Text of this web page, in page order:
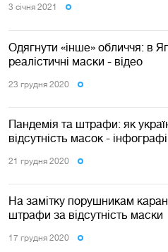
3 сiчня 2021
Одягнути «інше» обличчя: в
реалістичні маски - відео
23 грудня 2020
Пандемія та штрафи: як
відсутність масок -
21 грудня 2020
На замітку порушникам
штрафи за відсутність маски
17 грудня 2020